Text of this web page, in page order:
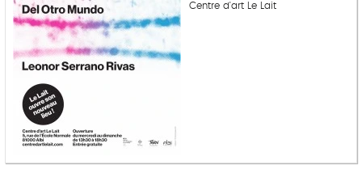
Centre d'art Le Lait